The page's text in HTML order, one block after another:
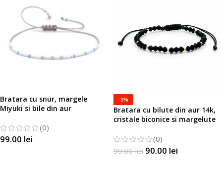
Bratara cu snur, margele
Miyuki si bile din aur
(0)
99.00 lei
-9%
Bratara cu bilute din aur 14k,
cristale biconice si margelute
(0)
99.00lei 90.00 lei